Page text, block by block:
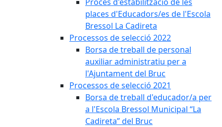
places d'Educadors/es de l'Escola
Bressol La Cadireta
Processos de selecció 2022
Borsa de treball de personal
auxiliar administratiu per a
l'Ajuntament del Bruc
Processos de selecció 2021
Borsa de treball d'educador/a per
a l'Escola Bressol Municipal “La
Cadireta” del Bruc